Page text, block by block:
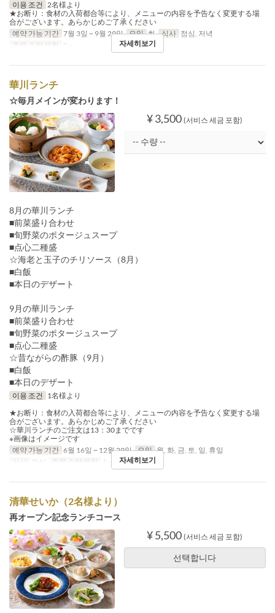
이용 조건 2名様より
★お断り：食材の入荷都合等により、メニューの内容を予告なく変更する場
合がございます。あらかじめご了承ください
예약 가능 기간 7월 3일 ~ 9월 29일 요일 화 식사 점심, 저녁
주문 수량 제한
2 ~ 자세히보기
華川ランチ
☆毎月メインが変わります！
¥ 3,500 (서비스 세금 포함)
8月の華川ランチ
■前菜盛り合わせ
■旬野菜のポタージュスープ
■点心二種盛
☆海老と玉子のチリソース（8月）
■白飯
■本日のデザート
9月の華川ランチ
■前菜盛り合わせ
■旬野菜のポタージュスープ
■点心二種盛
☆昔ながらの酢豚（9月）
■白飯
■本日のデザート
이용 조건
1名様より
★お断り：食材の入荷都合等により、メニューの内容を予告なく変更する場
合がございます。あらかじめご了承ください
☆華川ランチのご注文は13：30までです
※画像はイメージです
예약 가능 기간 6월 16일 ~ 12월 29일 요일 월, 화, 금, 토, 일, 휴일
식사
점심 주문 수량 제한 1 ~ 자세히보기
清華せいか（2名様より）
再オープン記念ランチコース
¥ 5,500 (서비스 세금 포함)
선택합니다